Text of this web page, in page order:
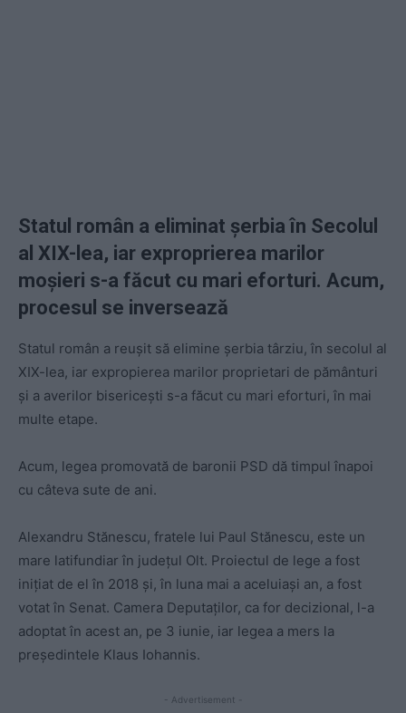
Statul român a eliminat șerbia în Secolul
al XIX-lea, iar exproprierea marilor
moșieri s-a făcut cu mari eforturi. Acum,
procesul se inversează
Statul român a reușit să elimine șerbia târziu, în secolul al
XIX-lea, iar expropierea marilor proprietari de pământuri
și a averilor bisericești s-a făcut cu mari eforturi, în mai
multe etape.
Acum, legea promovată de baronii PSD dă timpul înapoi
cu câteva sute de ani.
Alexandru Stănescu, fratele lui Paul Stănescu, este un
mare latifundiar în județul Olt. Proiectul de lege a fost
inițiat de el în 2018 și, în luna mai a aceluiași an, a fost
votat în Senat. Camera Deputaților, ca for decizional, l-a
adoptat în acest an, pe 3 iunie, iar legea a mers la
președintele Klaus Iohannis.
- Advertisement -